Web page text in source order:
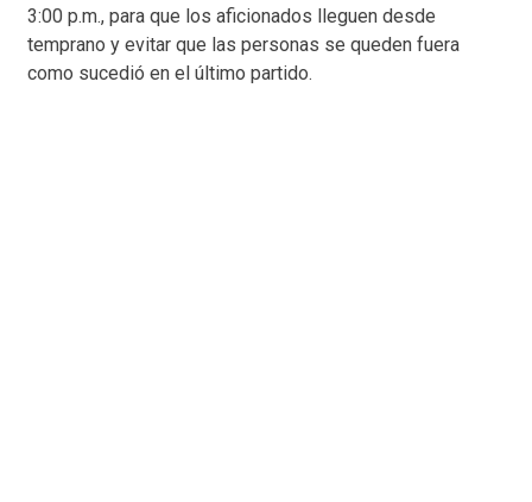
3:00 p.m., para que los aficionados lleguen desde
temprano y evitar que las personas se queden fuera
como sucedió en el último partido.